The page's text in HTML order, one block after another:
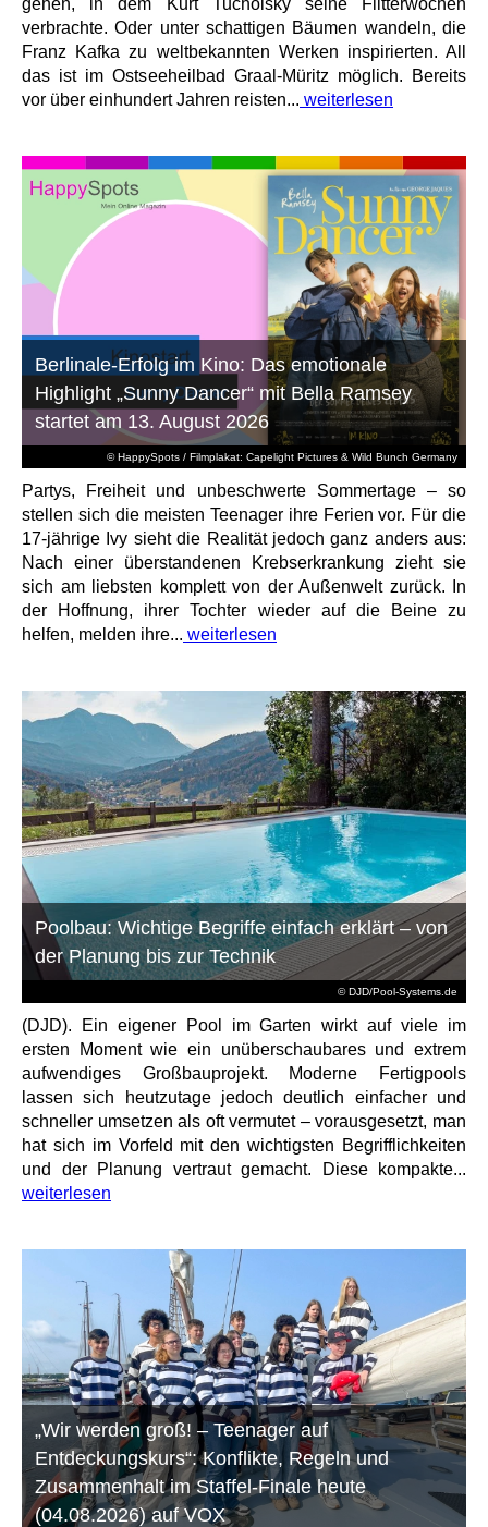
verbrachte. Oder unter schattigen Bäumen wandeln, die
Franz Kafka zu weltbekannten Werken inspirierten. All
das ist im Ostseeheilbad Graal-Müritz möglich. Bereits
vor über einhundert Jahren reisten... weiterlesen
© HappySpots / Filmplakat: Capelight Pictures & Wild Bunch Germany
Berlinale-Erfolg im Kino: Das emotionale
Highlight „Sunny Dancer“ mit Bella Ramsey
startet am 13. August 2026
Partys, Freiheit und unbeschwerte Sommertage – so
stellen sich die meisten Teenager ihre Ferien vor. Für die
17-jährige Ivy sieht die Realität jedoch ganz anders aus:
Nach einer überstandenen Krebserkrankung zieht sie
sich am liebsten komplett von der Außenwelt zurück. In
der Hoffnung, ihrer Tochter wieder auf die Beine zu
helfen, melden ihre... weiterlesen
© DJD/Pool-Systems.de
Poolbau: Wichtige Begriffe einfach erklärt – von
der Planung bis zur Technik
(DJD). Ein eigener Pool im Garten wirkt auf viele im
ersten Moment wie ein unüberschaubares und extrem
aufwendiges Großbauprojekt. Moderne Fertigpools
lassen sich heutzutage jedoch deutlich einfacher und
schneller umsetzen als oft vermutet – vorausgesetzt, man
hat sich im Vorfeld mit den wichtigsten Begrifflichkeiten
und der Planung vertraut gemacht. Diese kompakte...
weiterlesen
„Wir werden groß! – Teenager auf
Entdeckungskurs“: Konflikte, Regeln und
Zusammenhalt im Staffel-Finale heute
(04.08.2026) auf VOX